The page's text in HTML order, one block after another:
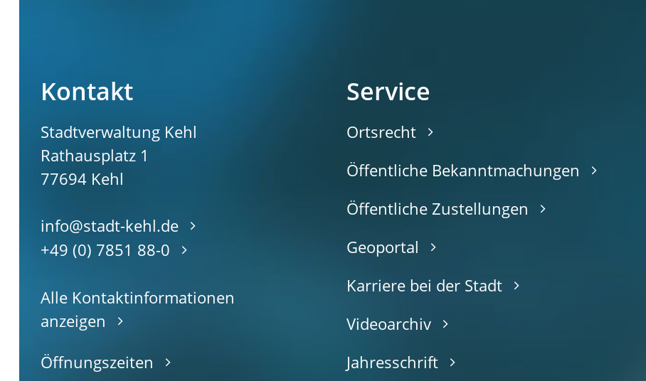
Kontakt
Stadtverwaltung Kehl
Rathausplatz 1
77694 Kehl
info@stadt-kehl.de
+49 (0) 7851 88-0
Alle Kontaktinformationen
anzeigen
Öffnungszeiten
Service
Ortsrecht
Öffentliche Bekanntmachungen
Öffentliche Zustellungen
Geoportal
Karriere bei der Stadt
Videoarchiv
Jahresschrift